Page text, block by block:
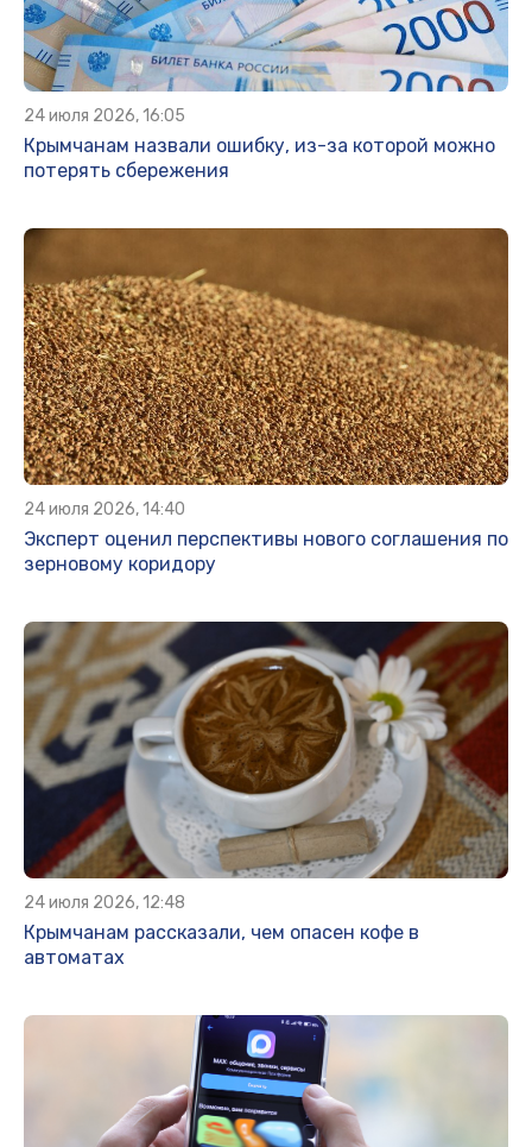
24 июля 2026, 16:05
Крымчанам назвали ошибку, из-за которой можно
потерять сбережения
24 июля 2026, 14:40
Эксперт оценил перспективы нового соглашения по
зерновому коридору
24 июля 2026, 12:48
Крымчанам рассказали, чем опасен кофе в
автоматах